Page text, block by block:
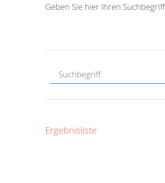
Geben Sie hier Ihren
Ergebnisliste